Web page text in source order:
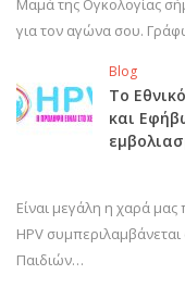
για τον αγώνα σου.
Blog
Το
και
Είναι μεγάλη η χαρά
HPV
Παιδιών…